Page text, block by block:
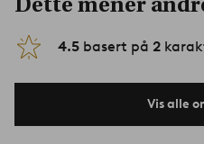
4.5 basert på 2
Vis alle